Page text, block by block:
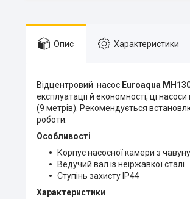
Опис Характеристики
Відцентровий насос Euroaqua
експлуатації й економності, ці
(9 метрів). Рекомендується
роботи.
Особливості
Корпус насосної камери з чавуну
Ведучий вал із неіржавкої сталі
Ступінь захисту IP44
Характеристики